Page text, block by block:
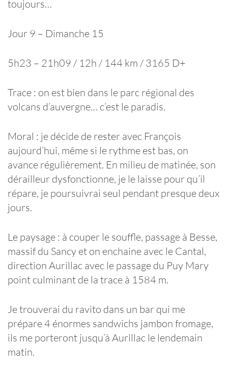
toujours…
Jour 9 – Dimanche 15
5h23 – 21h09 / 12h / 144 km / 3165 D+
Trace : on est bien dans le parc régional des
volcans d’auvergne… c’est le paradis.
Moral : je décide de rester avec François
aujourd’hui, même si le rythme est bas, on
avance régulièrement. En milieu de matinée, son
dérailleur dysfonctionne, je le laisse pour qu’il
répare, je poursuivrai seul pendant presque deux
jours.
Le paysage : à couper le souffle, passage à Besse,
massif du Sancy et on enchaine avec le Cantal,
direction Aurillac avec le passage du Puy Mary
point culminant de la trace à 1584 m.
Je trouverai du ravito dans un bar qui me
prépare 4 énormes sandwichs jambon fromage,
ils me porteront jusqu’à Aurillac le lendemain
matin.